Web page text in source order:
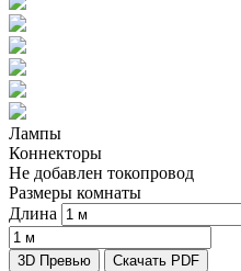
Лампы
Коннекторы
Не добавлен токопровод
Размеры комнаты
Длина
3D Превью Скачать PDF